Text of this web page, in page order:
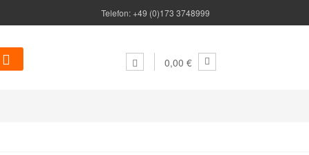
Telefon: +49 (0)173 3748999
0,00 €